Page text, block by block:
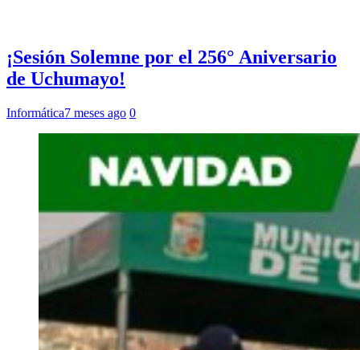
¡Sesión Solemne por el 256° Aniversario
de Uchumayo!
Informática7 meses ago 0